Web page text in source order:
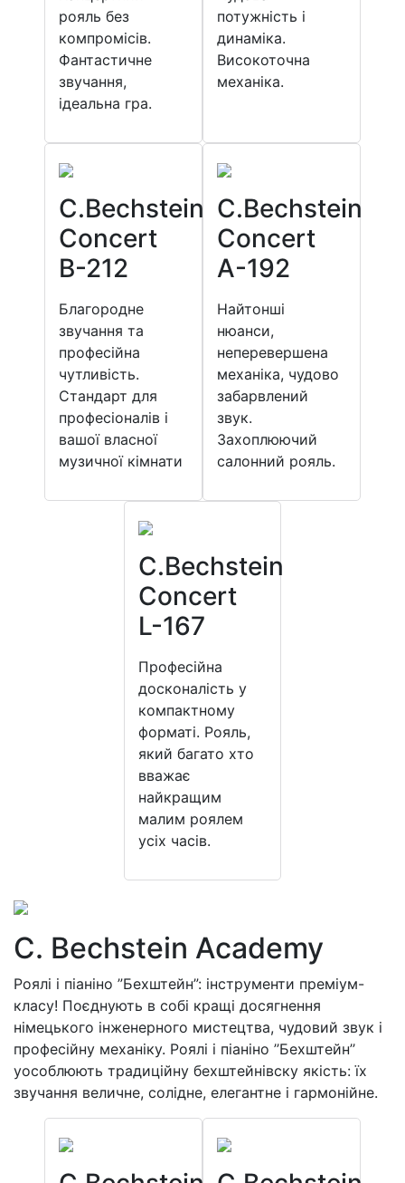
рояль без
компромісів.
Фантастичне
звучання,
ідеальна гра.
потужність і
динаміка.
Високоточна
механіка.
C.Bechstein
Concert
B-212
Благородне
звучання та
професійна
чутливість.
Стандарт для
професіоналів і
вашої власної
музичної кімнати
C.Bechstein
Concert
A-192
Найтонші
нюанси,
неперевершена
механіка, чудово
забарвлений
звук.
Захоплюючий
салонний рояль.
C.Bechstein
Concert
L-167
Професійна
досконалість у
компактному
форматі. Рояль,
який багато хто
вважає
найкращим
малим роялем
усіх часів.
C. Bechstein Academy
Роялі і піаніно ”Бехштейн”: інструменти преміум-
класу! Поєднують в собі кращі досягнення
німецького інженерного мистецтва, чудовий звук і
професійну механіку. Роялі і піаніно ’’Бехштейн’’
уособлюють традиційну бехштейнівску якість: їх
звучання величне, солідне, елегантне і гармонійне.